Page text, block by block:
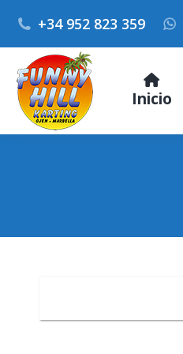
+34 952 823 359
Inicio